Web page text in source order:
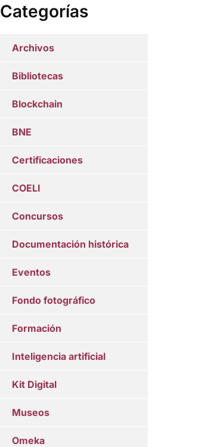
Categorías
Archivos
Bibliotecas
Blockchain
BNE
Certificaciones
COELI
Concursos
Documentación histórica
Eventos
Fondo fotográfico
Formación
Inteligencia artificial
Kit Digital
Museos
Omeka